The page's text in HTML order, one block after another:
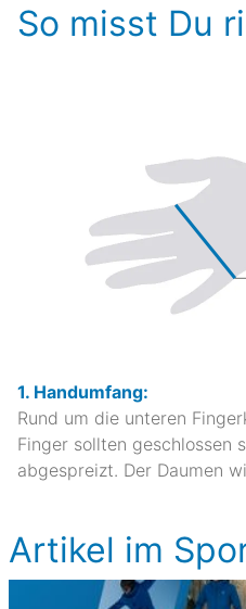
So misst Du
1. Handumfang:
Rund um die unteren
Finger sollten geschlossen
abgespreizt. Der Daumen
Artikel im